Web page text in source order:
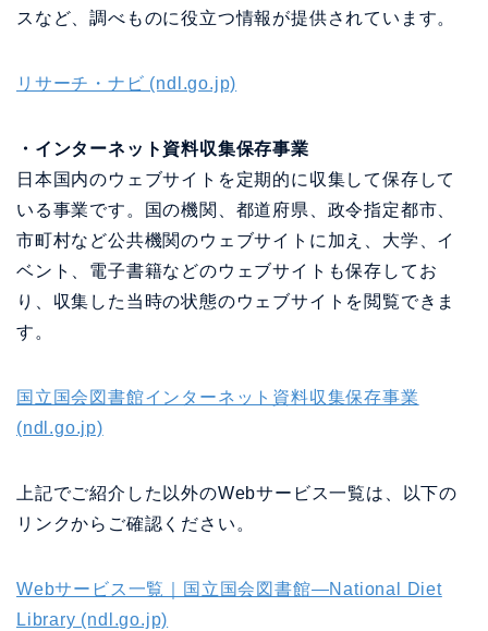
スなど、調べものに役立つ情報が提供されています。
リサーチ・ナビ (ndl.go.jp)
・インターネット資料収集保存事業
日本国内のウェブサイトを定期的に収集して保存して
いる事業です。国の機関、都道府県、政令指定都市、
市町村など公共機関のウェブサイトに加え、大学、イ
ベント、電子書籍などのウェブサイトも保存してお
り、収集した当時の状態のウェブサイトを閲覧できま
す。
国立国会図書館インターネット資料収集保存事業
(ndl.go.jp)
上記でご紹介した以外のWebサービス一覧は、以下の
リンクからご確認ください。
Webサービス一覧｜国立国会図書館―National Diet
Library (ndl.go.jp)